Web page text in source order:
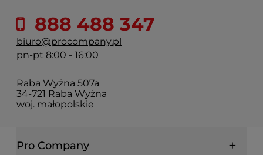
888 488 347
biuro@procompany.pl
pn-pt 8:00 - 16:00
Raba Wyżna 507a
34-721 Raba Wyżna
woj. małopolskie
Pro Company